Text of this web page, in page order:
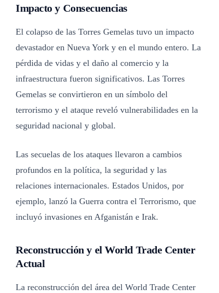
Impacto y Consecuencias
El colapso de las Torres Gemelas tuvo un impacto
devastador en Nueva York y en el mundo entero. La
pérdida de vidas y el daño al comercio y la
infraestructura fueron significativos. Las Torres
Gemelas se convirtieron en un símbolo del
terrorismo y el ataque reveló vulnerabilidades en la
seguridad nacional y global.
Las secuelas de los ataques llevaron a cambios
profundos en la política, la seguridad y las
relaciones internacionales. Estados Unidos, por
ejemplo, lanzó la Guerra contra el Terrorismo, que
incluyó invasiones en Afganistán e Irak.
Reconstrucción y el World Trade Center
Actual
La reconstrucción del área del World Trade Center